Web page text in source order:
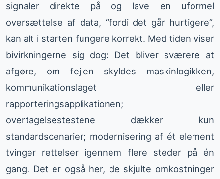
signaler direkte på og lave en uformel
oversættelse af data, “fordi det går hurtigere”,
kan alt i starten fungere korrekt. Med tiden viser
bivirkningerne sig dog: Det bliver sværere at
afgøre, om fejlen skyldes maskinlogikken,
kommunikationslaget eller
rapporteringsapplikationen;
overtagelsestestene dækker kun
standardscenarier; modernisering af ét element
tvinger rettelser igennem flere steder på én
gang. Det er også her, de skjulte omkostninger